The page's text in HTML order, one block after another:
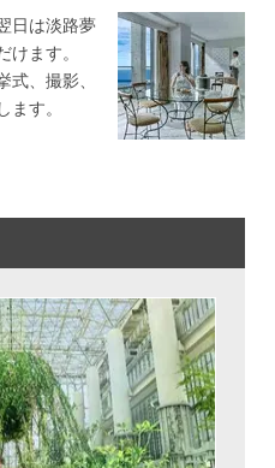
日は淡路夢
ます。
式、撮影、
す。